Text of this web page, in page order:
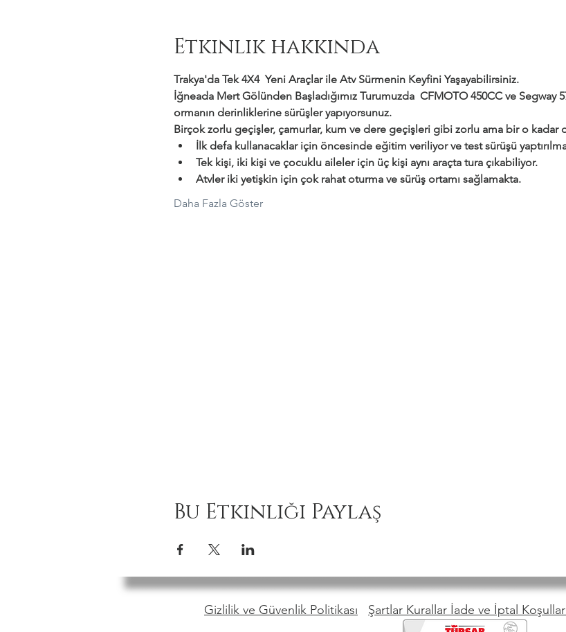
Etkinlik hakkında
Trakya'da Tek 4X4  Yeni Araçlar ile Atv Sürmenin Keyfini Yaşayabilirsiniz.
İğneada Mert Gölünden Başladığımız Turumuzda  CFMOTO 450CC ve
ormanın derinliklerine sürüşler yapıyorsunuz.
Birçok zorlu geçişler, çamurlar, kum ve dere geçişleri gibi zorlu ama bir o kadar
İlk defa kullanacaklar için öncesinde eğitim veriliyor ve test sürüşü
Tek kişi, iki kişi ve çocuklu aileler için üç kişi aynı araçta tura çıkabiliyor.
Atvler iki yetişkin için çok rahat oturma ve sürüş ortamı sağlamakta.
Daha Fazla Göster
Bu Etkinliği Paylaş
Gizlilik ve Güvenlik Politikası Şartlar Kurallar İade ve İptal